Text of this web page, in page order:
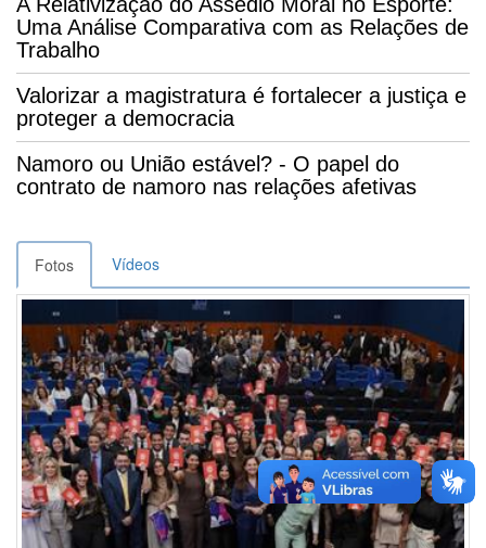
Uma Análise Comparativa com as Relações de
Trabalho
Valorizar a magistratura é fortalecer a justiça e
proteger a democracia
Namoro ou União estável? - O papel do
contrato de namoro nas relações afetivas
Fotos Vídeos